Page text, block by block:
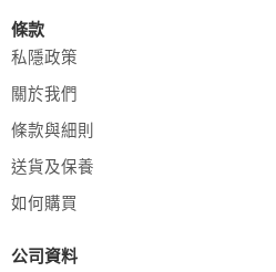
條款
私隱政策
關於我們
條款與細則
送貨及保養
如何購買
公司資料